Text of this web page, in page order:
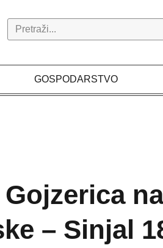
Search
GOSPODARSTVO
na
– Sinjal